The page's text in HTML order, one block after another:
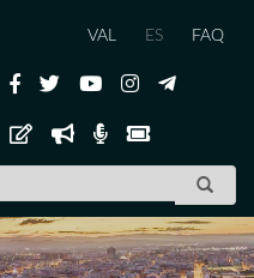
VAL ES FAQ